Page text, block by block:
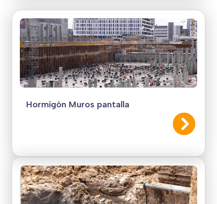
Hormigón Muros pantalla